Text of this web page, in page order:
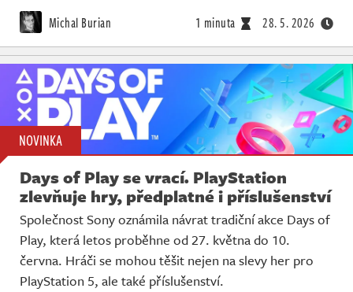
Michal Burian 1 minuta 28. 5. 2026
NOVINKA
Days of Play se vrací. PlayStation
zlevňuje hry, předplatné i příslušenství
Společnost Sony oznámila návrat tradiční akce Days of
Play, která letos proběhne od 27. května do 10.
června. Hráči se mohou těšit nejen na slevy her pro
PlayStation 5, ale také příslušenství.